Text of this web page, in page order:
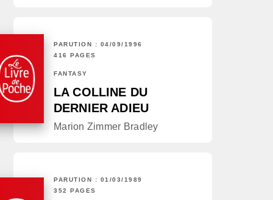
PARUTION : 04/09/1996
416 PAGES
FANTASY
LA COLLINE DU
DERNIER ADIEU
Marion Zimmer Bradley
PARUTION : 01/03/1989
352 PAGES